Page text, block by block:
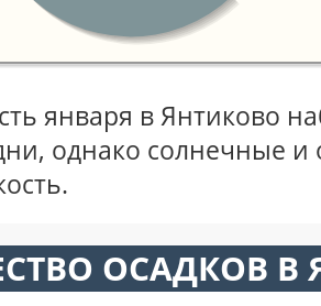
января в Янтиково
однако солнечные
ОСАДКОВ В